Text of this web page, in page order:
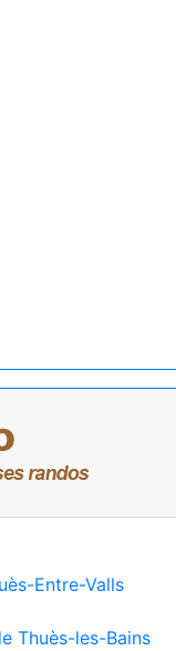
Entre-Valls
Thuès-les-Bains